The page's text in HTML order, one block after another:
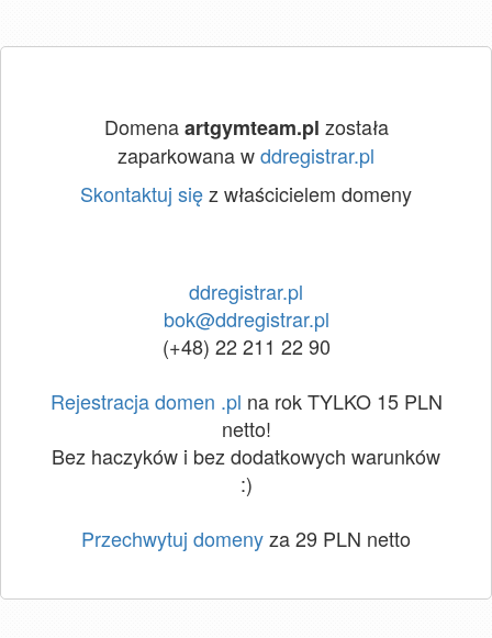
Domenaartgymteam.pl została
zaparkowana wddregistrar.pl
Skontaktuj sięz właścicielem domeny
ddregistrar.pl
bok@ddregistrar.pl
(+48) 22 211 22 90
Rejestracja domen .pl na rok TYLKO 15 PLN
netto!
Bez haczyków i bez dodatkowych warunków
:)
Przechwytuj domenyza 29 PLN netto